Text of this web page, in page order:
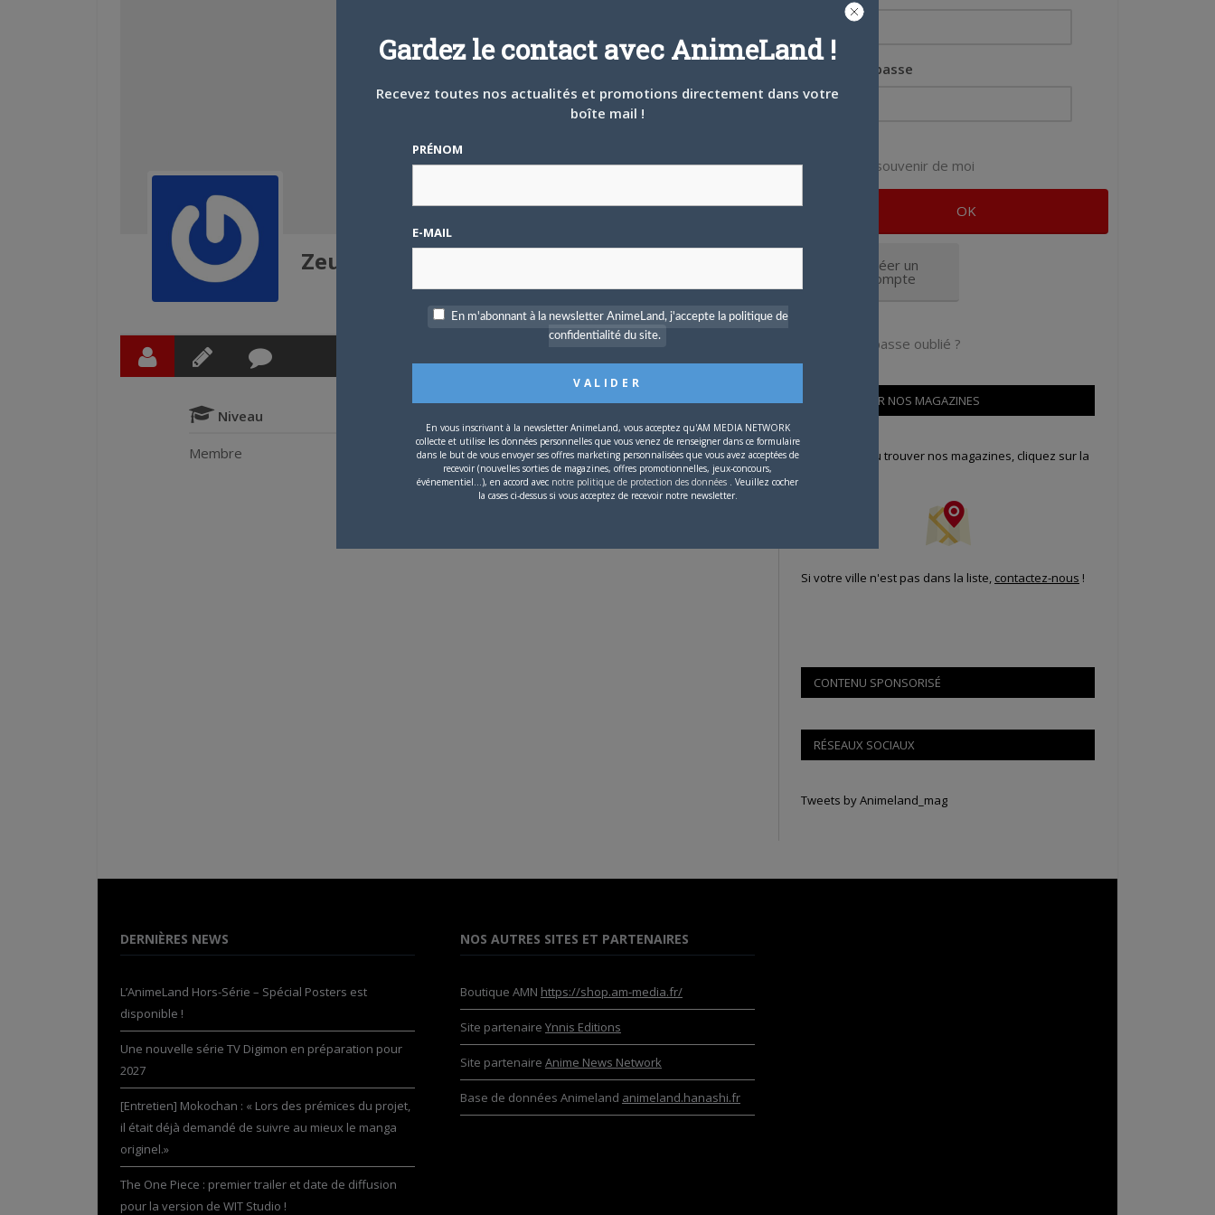
Zeupoulp-Hlm
Niveau
Membre
Mot de passe
Se souvenir de moi
Créer un
compte
Mot de passe oublié ?
OÙ TROUVER NOS MAGAZINES
Pour savoir où trouver nos magazines, cliquez sur la
Si votre ville n'est pas dans la liste, contactez-nous !
CONTENU SPONSORISÉ
RÉSEAUX SOCIAUX
Tweets by Animeland_mag
DERNIÈRES NEWS
L’AnimeLand Hors-Série – Spécial Posters est
disponible !
Une nouvelle série TV Digimon en préparation pour
2027
[Entretien] Mokochan : « Lors des prémices du projet,
il était déjà demandé de suivre au mieux le manga
originel.»
The One Piece : premier trailer et date de diffusion
pour la version de WIT Studio !
NOS AUTRES SITES ET PARTENAIRES
Boutique AMN https://shop.am-media.fr/
Site partenaire Ynnis Editions
Site partenaire Anime News Network
Base de données Animeland animeland.hanashi.fr
Gardez le contact avec AnimeLand !
Recevez toutes nos actualités et promotions directement dans votre
boîte mail !
PRÉNOM
E-MAIL
En m'abonnant à la newsletter AnimeLand, j'accepte la politique de
confidentialité du site.
En vous inscrivant à la newsletter AnimeLand, vous acceptez qu'AM MEDIA NETWORK
collecte et utilise les données personnelles que vous venez de renseigner dans ce formulaire
dans le but de vous envoyer ses offres marketing personnalisées que vous avez acceptées de
recevoir (nouvelles sorties de magazines, offres promotionnelles, jeux-concours,
événementiel...), en accord avec notre politique de protection des données . Veuillez cocher
la cases ci-dessus si vous acceptez de recevoir notre newsletter.